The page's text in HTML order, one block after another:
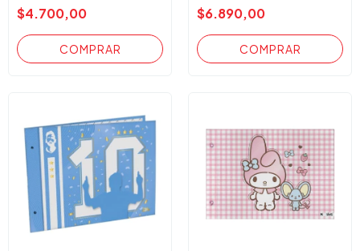
$4.700,00 PASTELES
$6.890,00